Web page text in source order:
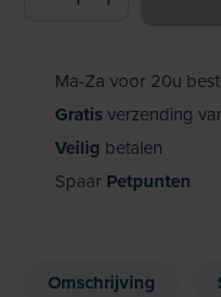
Ma-Za voor 20u
Gratisverzending
Veilig betalen
Spaar Petpunten
Omschrijving